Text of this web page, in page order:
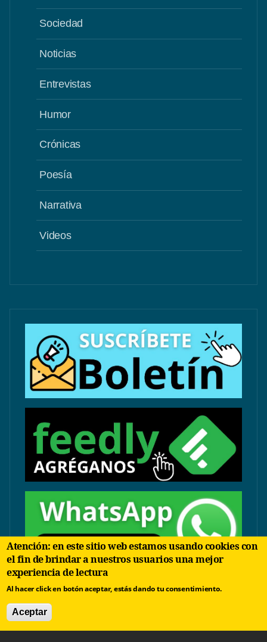
Sociedad
Noticias
Entrevistas
Humor
Crónicas
Poesía
Narrativa
Videos
Sólo temas comerciales:
negocios@arbolinvertido.com
Atención: en este sitio web estamos usando cookies con
el fin de brindar a nuestros usuarios una mejor
experiencia de lectura
Al hacer click en botón aceptar, estás dando tu consentimiento.
Aceptar